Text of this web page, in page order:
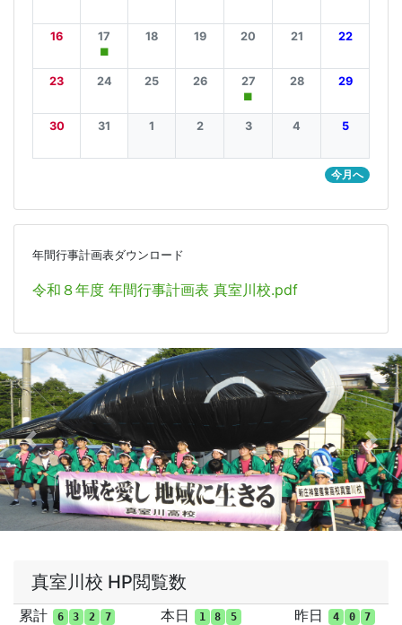
16 17
■
18 19 20 21 22
23 24 25 26 27
■
28 29
30 31 1 2 3 4 5
今月へ
年間行事計画表ダウンロード
令和８年度 年間行事計画表 真室川校.pdf
Previous Next
真室川校 HP閲覧数
累計 6 3 2 7 本日 1 8 5 昨日 4 0 7